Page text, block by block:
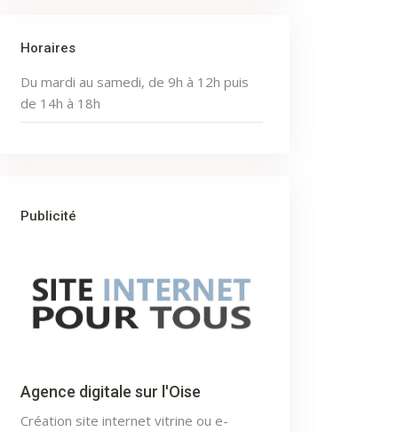
Horaires
Du mardi au samedi, de 9h à 12h puis
de 14h à 18h
Publicité
Agence digitale sur l'Oise
Création site internet vitrine ou e-